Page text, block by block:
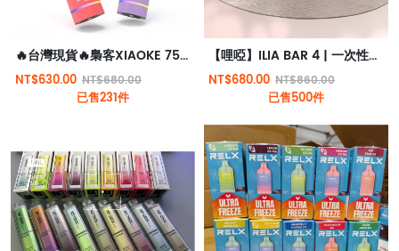
🔥台灣現貨🔥梟客XIAOKE 7500口大容量一次性拋棄式電子煙
NT$630.00 NT$680.00
已售231件
【哩啞】ILIA BAR 4 | 一次性抛棄式電子煙 | 6500口拋棄式 | 哩啞四代新品 | 台灣現貨
NT$680.00 NT$860.00
已售500件